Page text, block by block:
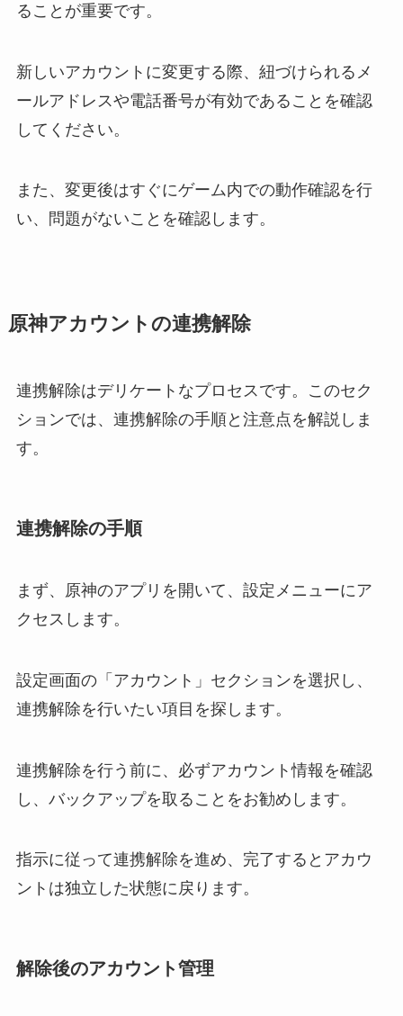
ることが重要です。
新しいアカウントに変更する際、紐づけられるメ
ールアドレスや電話番号が有効であることを確認
してください。
また、変更後はすぐにゲーム内での動作確認を行
い、問題がないことを確認します。
原神アカウントの連携解除
連携解除はデリケートなプロセスです。このセク
ションでは、連携解除の手順と注意点を解説しま
す。
連携解除の手順
まず、原神のアプリを開いて、設定メニューにア
クセスします。
設定画面の「アカウント」セクションを選択し、
連携解除を行いたい項目を探します。
連携解除を行う前に、必ずアカウント情報を確認
し、バックアップを取ることをお勧めします。
指示に従って連携解除を進め、完了するとアカウ
ントは独立した状態に戻ります。
解除後のアカウント管理